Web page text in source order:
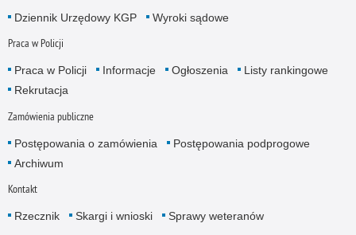
Dziennik Urzędowy KGP Wyroki sądowe
Praca w Policji
Praca w Policji Informacje Ogłoszenia
Listy rankingowe
Rekrutacja
Zamówienia publiczne
Postępowania o zamówienia
Postępowania podprogowe
Archiwum
Kontakt
Rzecznik Skargi i wnioski Sprawy weteranów